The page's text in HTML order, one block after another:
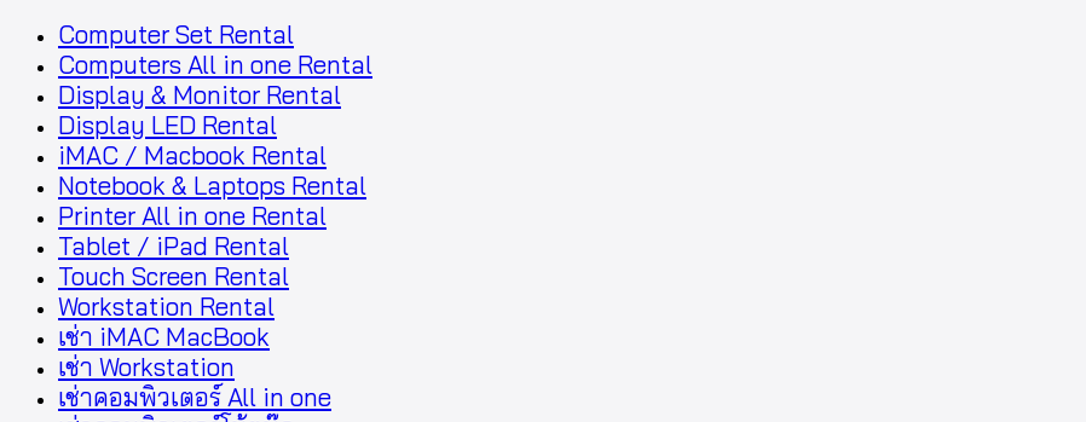
Computer Set Rental
Computers All in one Rental
Display & Monitor Rental
Display LED Rental
iMAC / Macbook Rental
Notebook & Laptops Rental
Printer All in one Rental
Tablet / iPad Rental
Touch Screen Rental
Workstation Rental
เช่า iMAC MacBook
เช่า Workstation
เช่าคอมพิวเตอร์ All in one